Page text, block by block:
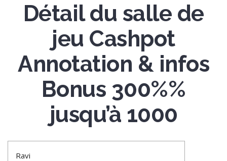
Détail du salle de
jeu Cashpot
Annotation & infos
Bonus 300%%
jusqu’à 1000
Ravi